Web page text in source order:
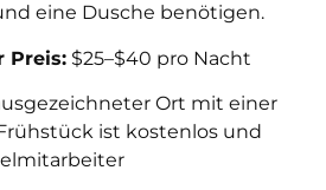
eine Dusche benötigen.
Preis: $25–$40 pro Nacht
Ort mit einer
ist kostenlos und